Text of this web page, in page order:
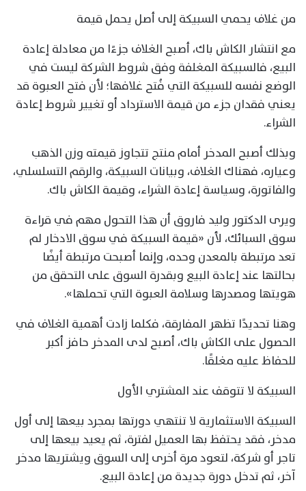
من غلاف يحمي السبيكة إلى أصل يحمل قيمة
مع انتشار الكاش باك، أصبح الغلاف جزءًا من معادلة إعادة
البيع، فالسبيكة المغلفة وفق شروط الشركة ليست في
الوضع نفسه للسبيكة التي فُتح غلافها؛ لأن فتح العبوة قد
يعني فقدان جزء من قيمة الاسترداد أو تغيير شروط إعادة
الشراء.
وبذلك أصبح المدخر أمام منتج تتجاوز قيمته وزن الذهب
وعياره، فهناك الغلاف، وبيانات السبيكة، والرقم التسلسلي،
والفاتورة، وسياسة إعادة الشراء، وقيمة الكاش باك.
ويرى الدكتور وليد فاروق أن هذا التحول مهم في قراءة
سوق السبائك، لأن «قيمة السبيكة في سوق الادخار لم
تعد مرتبطة بالمعدن وحده، وإنما أصبحت مرتبطة أيضًا
بحالتها عند إعادة البيع وبقدرة السوق على التحقق من
هويتها ومصدرها وسلامة العبوة التي تحملها».
وهنا تحديدًا تظهر المفارقة، فكلما زادت أهمية الغلاف في
الحصول على الكاش باك، أصبح لدى المدخر حافز أكبر
للحفاظ عليه مغلقًا.
السبيكة لا تتوقف عند المشتري الأول
السبيكة الاستثمارية لا تنتهي دورتها بمجرد بيعها إلى أول
مدخر، فقد يحتفظ بها العميل لفترة، ثم يعيد بيعها إلى
تاجر أو شركة، لتعود مرة أخرى إلى السوق ويشتريها مدخر
آخر، ثم تدخل دورة جديدة من إعادة البيع.